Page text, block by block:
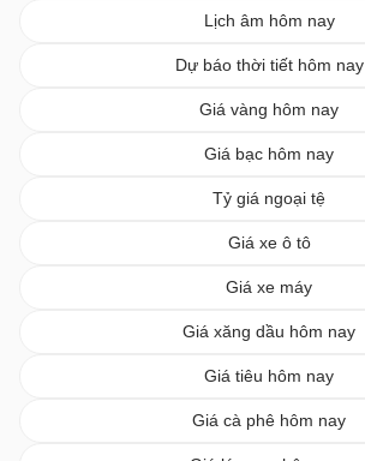
Lịch âm hôm nay
Dự báo thời tiết hôm nay
Giá vàng hôm nay
Giá bạc hôm nay
Tỷ giá ngoại tệ
Giá xe ô tô
Giá xe máy
Giá xăng dầu hôm nay
Giá tiêu hôm nay
Giá cà phê hôm nay